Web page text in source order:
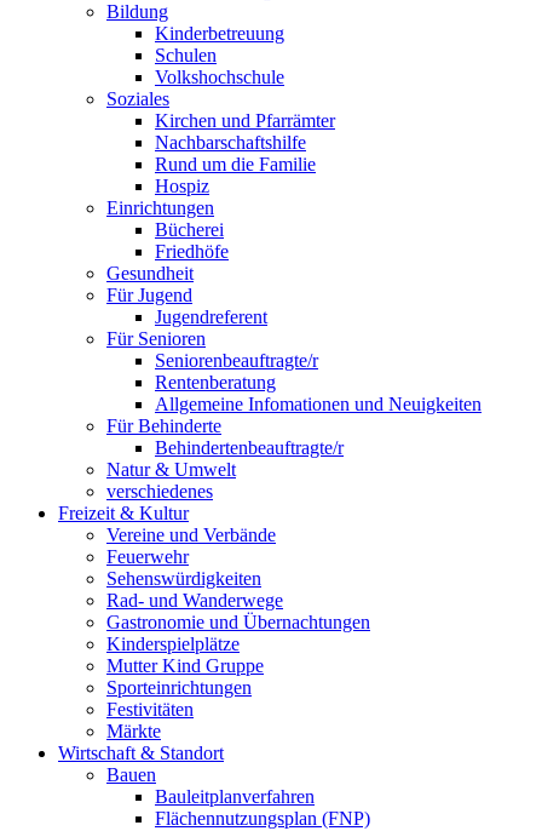
Bildung
Kinderbetreuung
Schulen
Volkshochschule
Soziales
Kirchen und Pfarrämter
Nachbarschaftshilfe
Rund um die Familie
Hospiz
Einrichtungen
Bücherei
Friedhöfe
Gesundheit
Für Jugend
Jugendreferent
Für Senioren
Seniorenbeauftragte/r
Rentenberatung
Allgemeine Infomationen und Neuigkeiten
Für Behinderte
Behindertenbeauftragte/r
Natur & Umwelt
verschiedenes
Freizeit & Kultur
Vereine und Verbände
Feuerwehr
Sehenswürdigkeiten
Rad- und Wanderwege
Gastronomie und Übernachtungen
Kinderspielplätze
Mutter Kind Gruppe
Sporteinrichtungen
Festivitäten
Märkte
Wirtschaft & Standort
Bauen
Bauleitplanverfahren
Flächennutzungsplan (FNP)